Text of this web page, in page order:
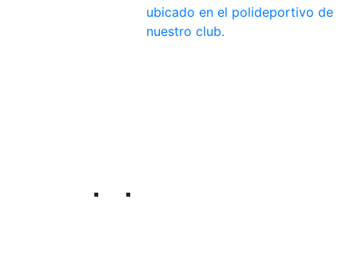
ubicado en el polideportivo de
nuestro club.